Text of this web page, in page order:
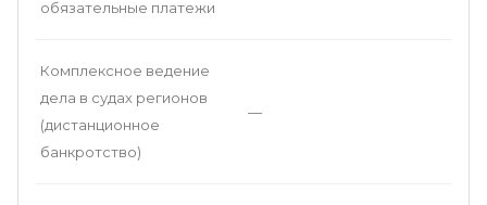
обязательные платежи
Комплексное ведение
дела в судах регионов
(дистанционное
банкротство)
—